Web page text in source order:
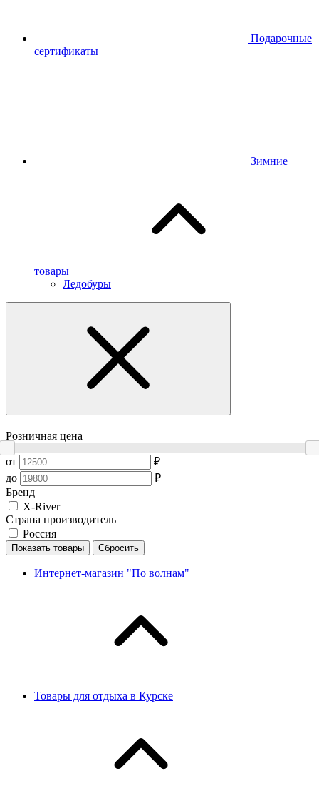
Подарочные
сертификаты
Зимние
товары
Ледобуры
Розничная цена
от
₽
до
₽
Бренд
X-River
Страна производитель
Россия
Показать товары Сбросить
Интернет-магазин "По волнам"
Товары для отдыха в Курске